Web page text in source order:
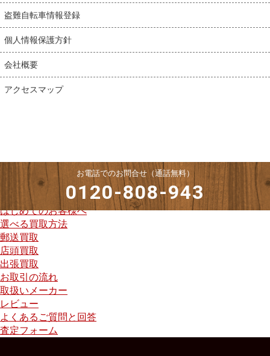
盗難自転車情報登録
個人情報保護方針
会社概要
アクセスマップ
お電話でのお問合せ（通話無料）
0120-808-943
はじめてのお客様へ
選べる買取方法
郵送買取
店頭買取
出張買取
お取引の流れ
取扱いメーカー
レビュー
よくあるご質問と回答
査定フォーム